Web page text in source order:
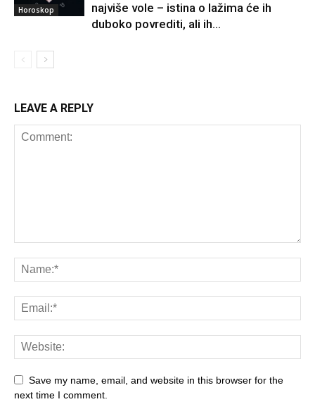
Horoskop
najviše vole – istina o lažima će ih
duboko povrediti, ali ih...
LEAVE A REPLY
Save my name, email, and website in this browser for the
next time I comment.